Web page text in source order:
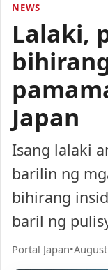
NEWS
Lalaki,
Japan
Isang lalaki
barilin ng
bihirang
baril ng
Portal Japan•